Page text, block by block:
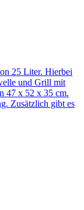
25 Liter. Hierbei
und Grill mit
47 x 52 x 35 cm.
Zusätzlich gibt es